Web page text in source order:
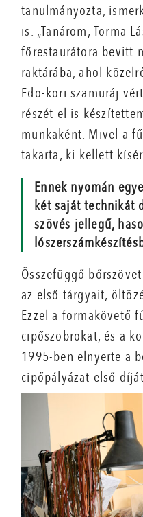
tanulmányozta,
is. „Tanárom, Torma
főrestaurátora bevitt
raktárába, ahol
Edo-kori szamuráj
részét el is
munkaként. Mivel a
takarta, ki kellett
Ennek nyomán
két saját technikát
szövés jellegű,
Összefüggő
az első tárgyait,
Ezzel a formakövető
cipőszobrokat, és a
1995-ben elnyerte a
cipőpályázat első